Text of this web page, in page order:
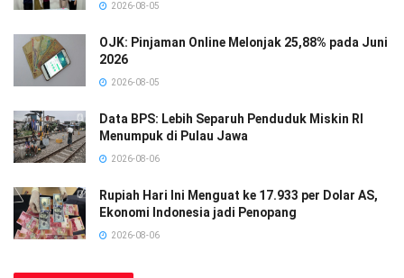
2026-08-05
OJK: Pinjaman Online Melonjak 25,88% pada Juni
2026
2026-08-05
Data BPS: Lebih Separuh Penduduk Miskin RI
Menumpuk di Pulau Jawa
2026-08-06
Rupiah Hari Ini Menguat ke 17.933 per Dolar AS,
Ekonomi Indonesia jadi Penopang
2026-08-06